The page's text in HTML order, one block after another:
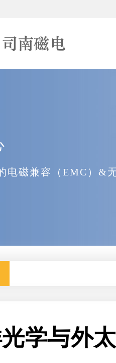
电磁兼容（EMC）&
学与外